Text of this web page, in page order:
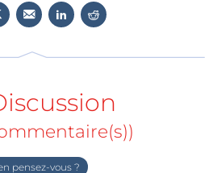
20
à 240 MHz
2,6 dB
V / 93 mA (sous 5 V)
pensez-vous ?